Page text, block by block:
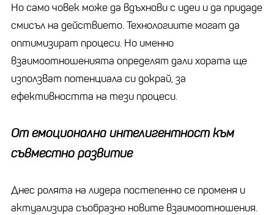
Но само човек може да вдъхнови с идеи и да придаде
смисъл на действието. Технологиите могат да
оптимизират процеси. Но именно
взаимоотношенията определят дали хората ще
използват потенциала си докрай, за
ефективността на тези процеси.
От емоционална интелигентност към
съвместно развитие
Днес ролята на лидера постепенно се променя и
актуализира съобразно новите взаимоотношения.